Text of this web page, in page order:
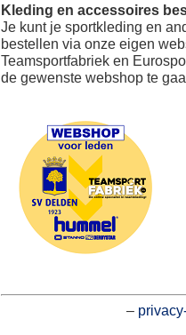
Kleding en accessoires
Je kunt je sportkleding en
bestellen via onze eigen
Teamsportfabriek en
de gewenste webshop te
–